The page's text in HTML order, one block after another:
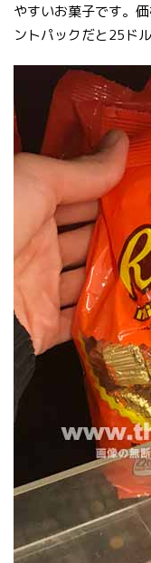
やすいお菓子です。
ントパックだと25ド